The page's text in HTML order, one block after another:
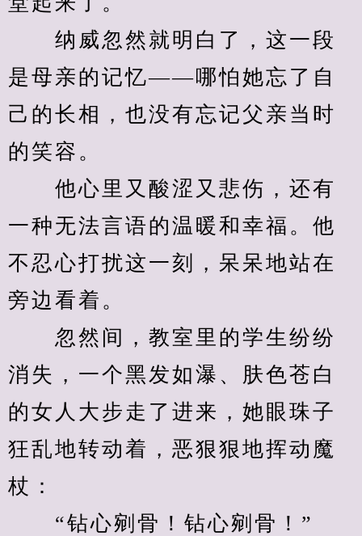
纳威忽然就明白了，这一段
是母亲的记忆——哪怕她忘了自
己的长相，也没有忘记父亲当时
的笑容。
他心里又酸涩又悲伤，还有
一种无法言语的温暖和幸福。他
不忍心打扰这一刻，呆呆地站在
旁边看着。
忽然间，教室里的学生纷纷
消失，一个黑发如瀑、肤色苍白
的女人大步走了进来，她眼珠子
狂乱地转动着，恶狠狠地挥动魔
杖：
“钻心剜骨！钻心剜骨！”